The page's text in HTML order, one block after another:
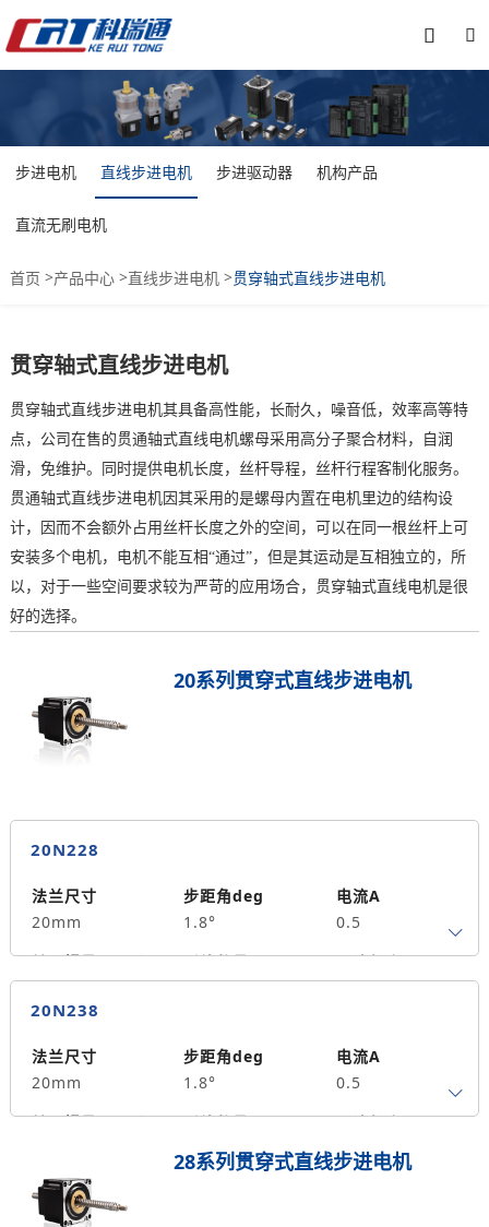


步进电机 直线步进电机 步进驱动器 机构产品
直流无刷电机
首页 >产品中心>直线步进电机>贯穿轴式直线步进电机
贯穿轴式直线步进电机
贯穿轴式直线步进电机其具备高性能，长耐久，噪音低，效率高等特
点，公司在售的贯通轴式直线电机螺母采用高分子聚合材料，自润
滑，免维护。同时提供电机长度，丝杆导程，丝杆行程客制化服务。
贯通轴式直线步进电机因其采用的是螺母内置在电机里边的结构设
计，因而不会额外占用丝杆长度之外的空间，可以在同一根丝杆上可
安装多个电机，电机不能互相“通过”，但是其运动是互相独立的，所
以，对于一些空间要求较为严苛的应用场合，贯穿轴式直线电机是很
好的选择。
20系列贯穿式直线步进电机
20N228
法兰尺寸
20mm
步距角deg
1.8°
电流A
0.5
转子惯量g.cm²
4
引线数量
28
马达长度mm
0.015
2
20N238
法兰尺寸
20mm
步距角deg
1.8°
电流A
0.5
转子惯量g.cm²
引线数量
38
马达长度mm
0.03
保持力矩N.m
3.6
28系列贯穿式直线步进电机